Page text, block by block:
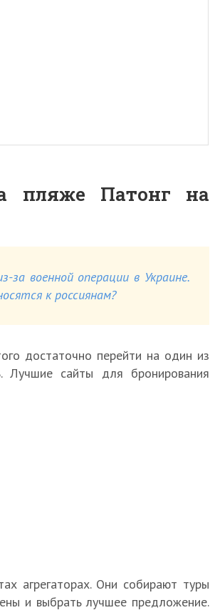
пляже Патонг на
за военной операции в Украине.
к россиянам?
достаточно перейти на один из
Лучшие сайты для бронирования
агрегаторах. Они собирают туры
и выбрать лучшее предложение.